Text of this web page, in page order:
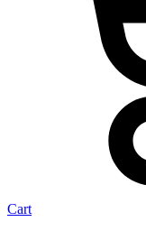
Cart